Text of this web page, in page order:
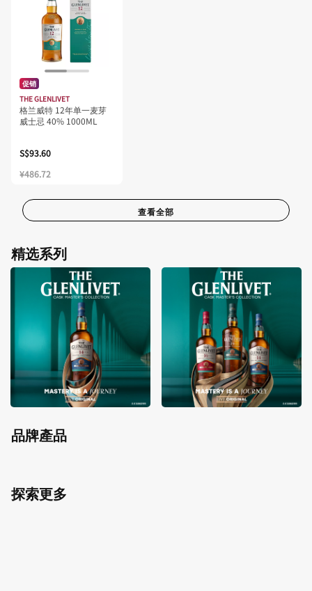
促销
THE GLENLIVET
格兰威特 12年单一麦芽
威士忌 40% 1000ML
S$93.60
¥486.72
查看全部
精选系列
品牌產品
探索更多